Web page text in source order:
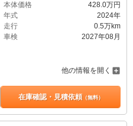
本体価格 428.0万円
年式
2024年
走行
0.5万km
車検
2027年08月
他の情報を開く
在庫確認・見積依頼（無料）